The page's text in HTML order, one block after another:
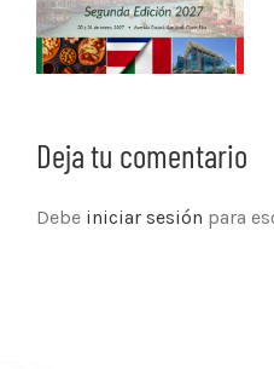
Deja tu comentario
Debe iniciar sesión para